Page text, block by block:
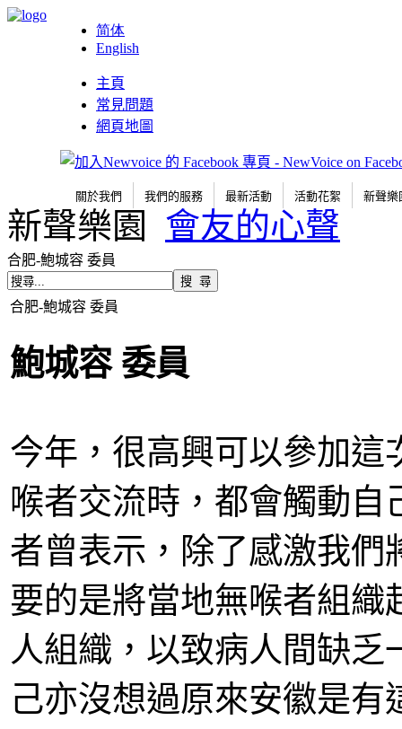
简体
English
主頁
常見問題
網頁地圖
關於我們 我們的服務 最新活動 活動花絮 新聲樂
新聲樂園 會友的心聲
合肥-鮑城容 委員
合肥-鮑城容 委員
鮑城容 委員
今年，很高興可以參加這
喉者交流時，都會觸動自
者曾表示，除了感激我們
要的是將當地無喉者組織
人組織，以致病人間缺
己亦沒想過原來安徽是